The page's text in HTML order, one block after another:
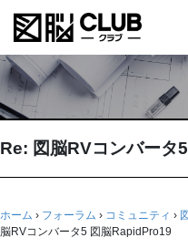
Re: 図脳RVコンバータ
ホーム › フォーラム › コミュニティ ›
脳RVコンバータ5 図脳RapidPro19